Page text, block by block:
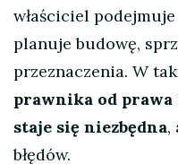
właściciel
planuje budowę,
przeznaczenia. W
prawnika od prawa
staje się niezbędna,
błędów.